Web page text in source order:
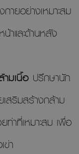
ยอย่างเหมาะสม
าและด้านหลัง
มเนื้อ ปรึกษานัก
สริมสร้างกล้าม
ท่าที่เหมาะสม เพื่อ
ข่า